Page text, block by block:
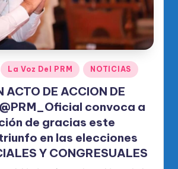
La Voz Del PRM NOTICIAS
ACTO DE ACCION DE
convoca a
de gracias este
en las elecciones
Y CONGRESUALES